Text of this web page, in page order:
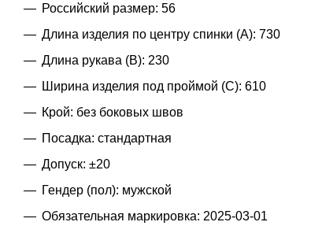
Российский размер: 56
Длина изделия по центру спинки (A): 730
Длина рукава (B): 230
Ширина изделия под проймой (С): 610
Крой: без боковых швов
Посадка: стандартная
Допуск: ±20
Гендер (пол): мужской
Обязательная маркировка: 2025-03-01